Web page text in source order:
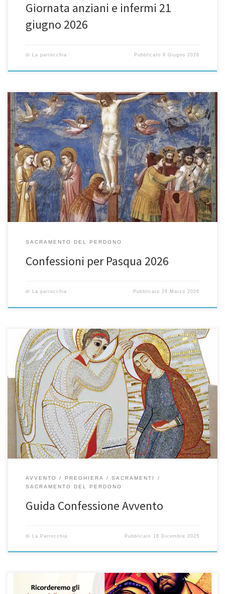
Giornata anziani e infermi 21
giugno 2026
di La parrocchia Pubblicato9 Giugno 2026
Preghiera di PREPARAZIONE O Dio, Padre di misericordia, che
accogli con amore chi ritorna a Te, donami di ascoltare la Tua
Parola per riconoscere e confessare con umiltà e con sincerità tutti
i miei peccati. Fa che nella celebrazione di questo sacramento
sperimenti la gioia del Tuo perdono. Il Tuo […]
SACRAMENTO DEL PERDONO
Confessioni per Pasqua 2026
di La parrocchia Pubblicato 28 Marzo 2026
Ecco qualche he spunto per meditare e prepararsi alla
confessione. Preghiera di PREPARAZIONEO Dio, Padre di
misericordia, che accogli con amore chi ritorna a Te, donami di
ascoltare la Tua Parola per riconoscere e confessare con umiltà e
con sincerità tutti i miei peccati. Fa che nella celebrazione di […]
AVVENTO PREGHIERA
SACRAMENTI
SACRAMENTO DEL PERDONO
Guida Confessione Avvento
di La Parrocchia Pubblicato 18 Dicembre 2025